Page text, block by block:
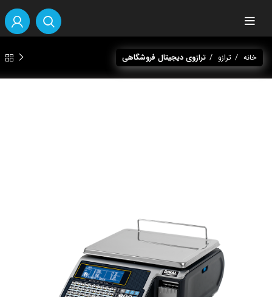
خانه ترازو ترازوی دیجیتال فروشگاهی
آماده پاسخگویی به سوالات شما هستیم!
سلام، چطور میتونم کمکتون کنم؟